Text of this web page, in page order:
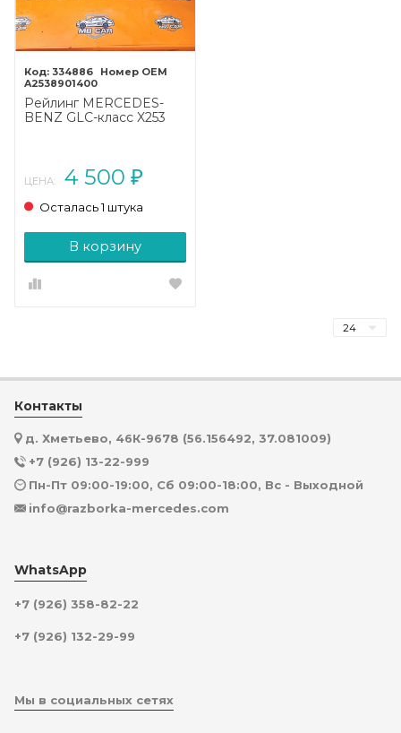
334886
A2538901400
Рейлинг MERCEDES-
BENZ GLC-класс X253
ЦЕНА: 4 500 ₽
Осталась 1 штука
В корзину
Контакты
д. Хметьево, 46К-9678 (56.156492, 37.081009)
+7 (926) 13-22-999
Пн-Пт 09:00-19:00, Сб 09:00-18:00, Вс - Выходной
info@razborka-mercedes.com
WhatsApp
+7 (926) 358-82-22
+7 (926) 132-29-99
Мы в социальных сетях